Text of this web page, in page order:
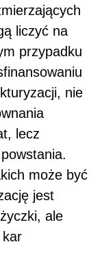
liczyć na
przypadku
nie
lecz
może być
jest
ale
kar